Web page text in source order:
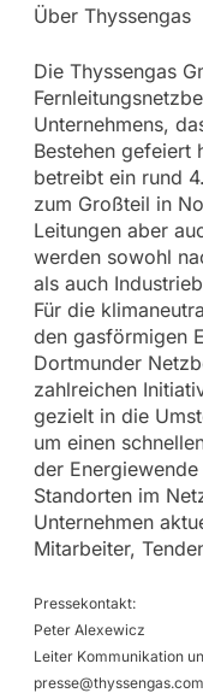
Über Thyssengas
Die Thyssengas
Unternehmens,
Bestehen gefeiert
betreibt ein rund
zum Großteil in
Leitungen aber
werden sowohl
als auch
Für die
den gasförmigen
Dortmunder
zahlreichen
gezielt in die
um einen
der
Standorten im
Unternehmen
Mitarbeiter,
Pressekontakt:
Peter Alexewicz
Leiter Kommunikation
presse@thyssengas.com